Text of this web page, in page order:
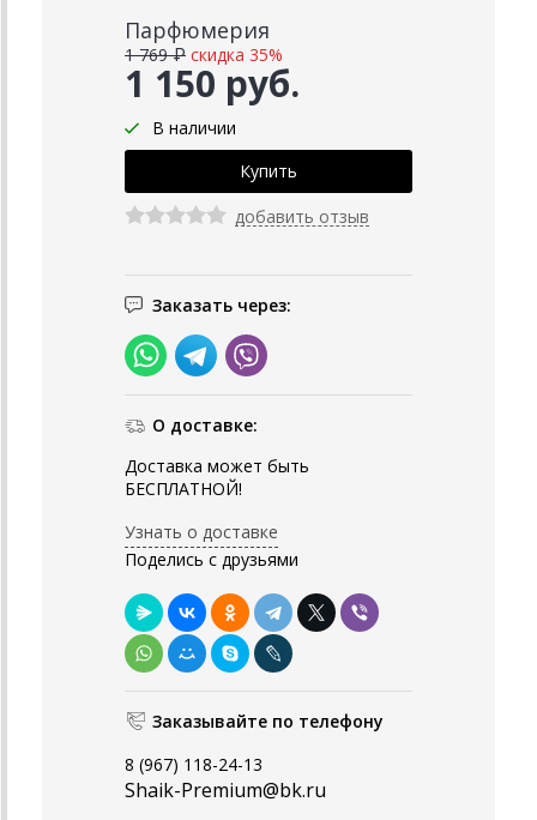
Парфюмерия
1 150 руб.
1 769 ₽ скидка 35%
В наличии
добавить отзыв
Заказать через:
О доставке:
Доставка может быть
БЕСПЛАТНОЙ!
Узнать о доставке
Поделись с друзьями
Заказывайте по телефону
8 (967) 118-24-13
Shaik-Premium@bk.ru